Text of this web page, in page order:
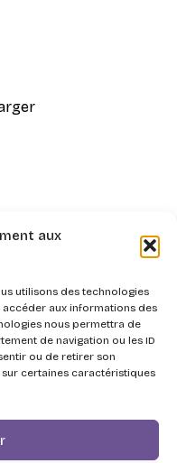
aux
utilisons des technologies
aux informations des
nous permettra de
de navigation ou les ID
ou de retirer son
certaines caractéristiques
System pour la